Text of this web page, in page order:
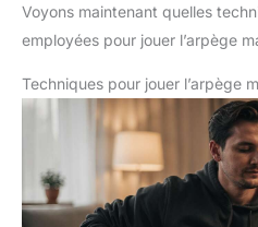
Voyons maintenant quelles
employées pour jouer l’arpège
Techniques pour jouer l’arpège